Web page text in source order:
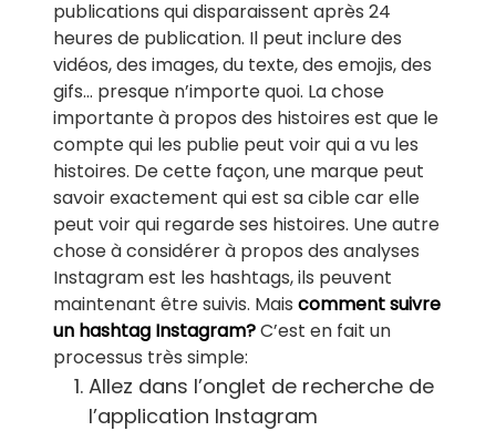
publications qui disparaissent après 24
heures de publication. Il peut inclure des
vidéos, des images, du texte, des emojis, des
gifs… presque n’importe quoi. La chose
importante à propos des histoires est que le
compte qui les publie peut voir qui a vu les
histoires. De cette façon, une marque peut
savoir exactement qui est sa cible car elle
peut voir qui regarde ses histoires. Une autre
chose à considérer à propos des analyses
Instagram est les hashtags, ils peuvent
maintenant être suivis. Mais comment suivre
un hashtag Instagram?C’est en fait un
processus très simple:
Allez dans l’onglet de recherche de
l’application Instagram